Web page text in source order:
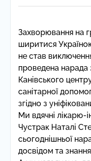
Захворювання на
ширитися
не став
проведена нарада
Канівського
санітарної
згідно з
Ми вдячні лікарю-
Чустрак Наталі
сьогоднішньої
досвідом та